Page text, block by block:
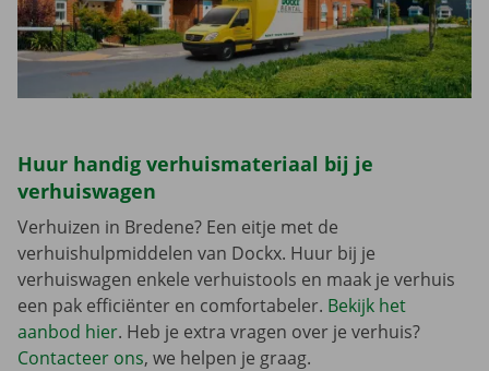
Huur handig verhuismateriaal bij je
verhuiswagen
Verhuizen in Bredene? Een eitje met de
verhuishulpmiddelen van Dockx. Huur bij je
verhuiswagen enkele verhuistools en maak je verhuis
een pak efficiënter en comfortabeler. Bekijk het
aanbod hier. Heb je extra vragen over je verhuis?
Contacteer ons, we helpen je graag.